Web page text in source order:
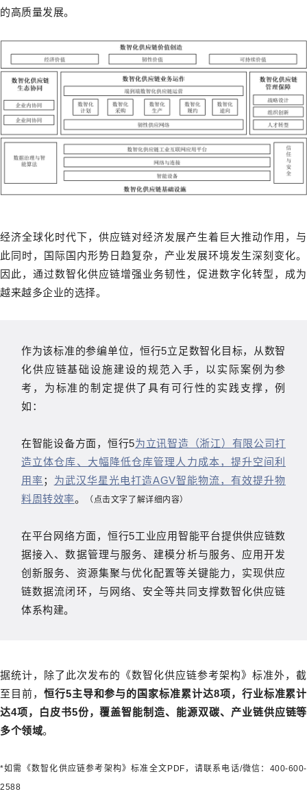
的高质量发展。
经济全球化时代下，供应链对经济发展产生着巨大推动作用，与
此同时，国际国内形势日趋复杂，产业发展环境发生深刻变化。
因此，通过数智化供应链增强业务韧性，促进数字化转型，成为
越来越多企业的选择。
作为该标准的参编单位，恒行5立足数智化目标，从数智
化供应链基础设施建设的规范入手，以实际案例为参
考，为标准的制定提供了具有可行性的实践支撑，例
如：
在智能设备方面，恒行5为立讯智造（浙江）有限公司打
造立体仓库、大幅降低仓库管理人力成本，提升空间利
用率； 为武汉华星光电打造AGV智能物流，有效提升物
料周转效率。 （点击文字了解详细内容）
在平台网络方面，恒行5工业应用智能平台提供供应链数
据接入、数据管理与服务、建模分析与服务、应用开发
创新服务、资源集聚与优化配置等关键能力，实现供应
链数据流闭环，与网络、安全等共同支撑数智化供应链
体系构建。
据统计，除了此次发布的《数智化供应链参考架构》标准外，截
至目前， 恒行5主导和参与的国家标准累计达8项，行业标准累计
达4项，白皮书5份，覆盖智能制造、能源双碳、产业链供应链等
多个领域。
*如需 《数智化供应链参考架构》标准全文PDF，请联系电话/微信：400-600-
2588